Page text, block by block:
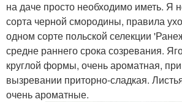
на даче просто необходимо иметь. Я
сорта черной смородины, правила
одном сорте польской селекции
средне раннего срока созревания.
круглой формы, очень ароматная,
вызревании приторно-сладкая.
очень ароматные.